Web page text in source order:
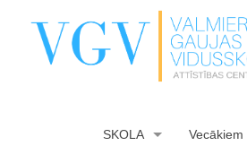
SKOLA Vecākiem